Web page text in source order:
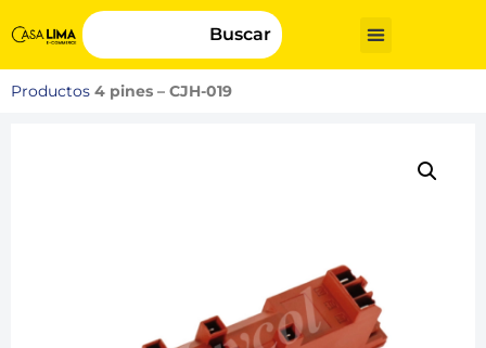
Buscar
Productos 4 pines – CJH-019